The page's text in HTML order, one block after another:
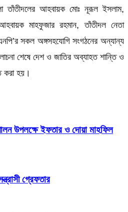
তাঁতীদলের আহবায়ক মোঃ নূরূল ইসলাম,
মাহফুজার রহমান, তাঁতীদল নেতা
সকল অঙ্গসহযোগি সংগঠনের অন্যান্য
শেষে দেশ ও জাতির অব্যাহত শান্তি ও
করা হয়।
উপলক্ষে ইফতার ও দোয়া মাহফিল
গ্রেফতার